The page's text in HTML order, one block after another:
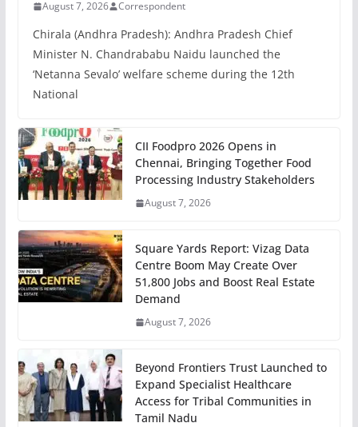
August 7, 2026 Correspondent
Chirala (Andhra Pradesh): Andhra Pradesh Chief
Minister N. Chandrababu Naidu launched the
‘Netanna Sevalo’ welfare scheme during the 12th
National
CII Foodpro 2026 Opens in
Chennai, Bringing Together Food
Processing Industry Stakeholders
August 7, 2026
Square Yards Report: Vizag Data
Centre Boom May Create Over
51,800 Jobs and Boost Real Estate
Demand
August 7, 2026
Beyond Frontiers Trust Launched to
Expand Specialist Healthcare
Access for Tribal Communities in
Tamil Nadu